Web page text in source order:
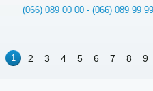
(066) 089 00 00 - (066) 089 99 99
1 2 3 4 5 6 7 8 9